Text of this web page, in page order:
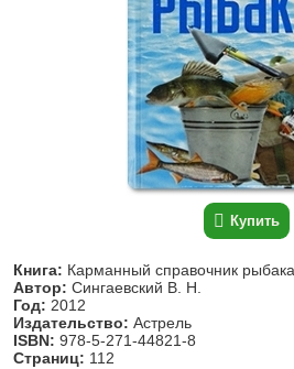
Купить
Книга: Карманный справочник рыбака
Автор: Сингаевский В. Н.
Год: 2012
Издательство: Астрель
ISBN: 978-5-271-44821-8
Страниц: 112